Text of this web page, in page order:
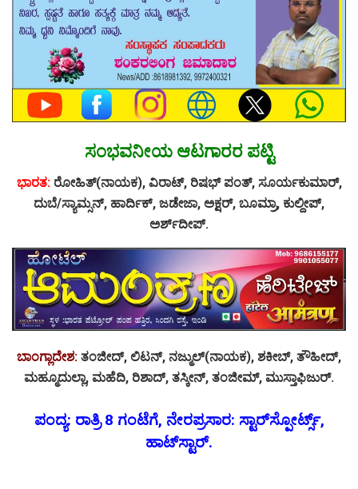
ಸಂಭವನೀಯ ಆಟಗಾರರ ಪಟ್ಟಿ
ಭಾರತ: ರೋಹಿತ್‌(ನಾಯಕ), ವಿರಾಟ್‌, ರಿಷಭ್‌ ಪಂತ್‌, ಸೂರ್ಯಕುಮಾರ್‌,
ದುಬೆ/ಸ್ಯಾಮ್ಸನ್‌, ಹಾರ್ದಿಕ್‌, ಜಡೇಜಾ, ಅಕ್ಷರ್‌, ಬೂಮ್ರಾ, ಕುಲ್ದೀಪ್‌,
ಅರ್ಶ್‌ದೀಪ್‌.
ಬಾಂಗ್ಲಾದೇಶ: ತಂಜೀದ್‌, ಲಿಟನ್‌, ನಜ್ಮುಲ್‌(ನಾಯಕ), ಶಕೀಬ್‌, ತೌಹೀದ್‌,
ಮಹ್ಮೂದುಲ್ಲಾ, ಮಹೆದಿ, ರಿಶಾದ್‌, ತಸ್ಕೀನ್‌, ತಂಜೀಮ್‌, ಮುಸ್ತಾಫಿಜುರ್‌.
ಪಂದ್ಯ: ರಾತ್ರಿ 8 ಗಂಟೆಗೆ, ನೇರಪ್ರಸಾರ: ಸ್ಟಾರ್‌ಸ್ಪೋರ್ಟ್ಸ್‌,
ಹಾಟ್‌ಸ್ಟಾರ್‌.